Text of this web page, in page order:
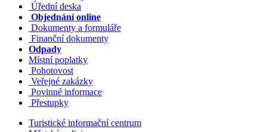
Úřední deska
Objednání online
Dokumenty a formuláře
Finanční dokumenty
Odpady
Místní poplatky
Pohotovost
Veřejné zakázky
Povinné informace
Přestupky
Turistické informační centrum